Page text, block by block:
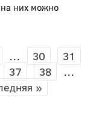
на них можно
… 30
31
37 38
…
»